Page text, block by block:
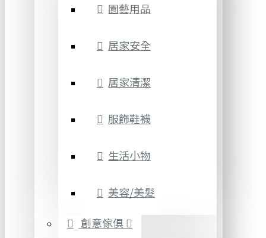
園藝用品
居家安全
居家清潔
服飾鞋襪
生活小物
美容/美髮
創意傢俱